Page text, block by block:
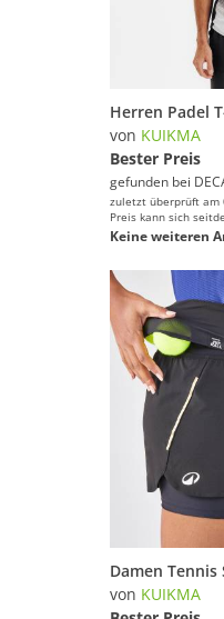
Herren Padel
von KUIKMA
Bester Preis
gefunden bei
zuletzt überprüft am
Preis kann sich
Keine weiteren
von KUIKMA